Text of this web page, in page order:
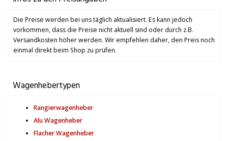
Die Preise werden bei uns täglich aktualisiert. Es kann jedoch
vorkommen, dass die Preise nicht aktuell sind oder durch z.B.
Versandkosten höher werden. Wir empfehlen daher, den Preis noch
einmal direkt beim Shop zu prüfen.
Wagenhebertypen
Rangierwagenheber
Alu Wagenheber
Flacher Wagenheber